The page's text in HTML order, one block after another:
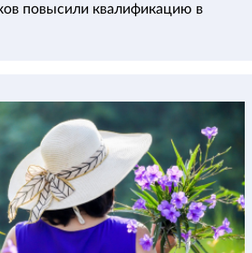
повысили квалификацию в